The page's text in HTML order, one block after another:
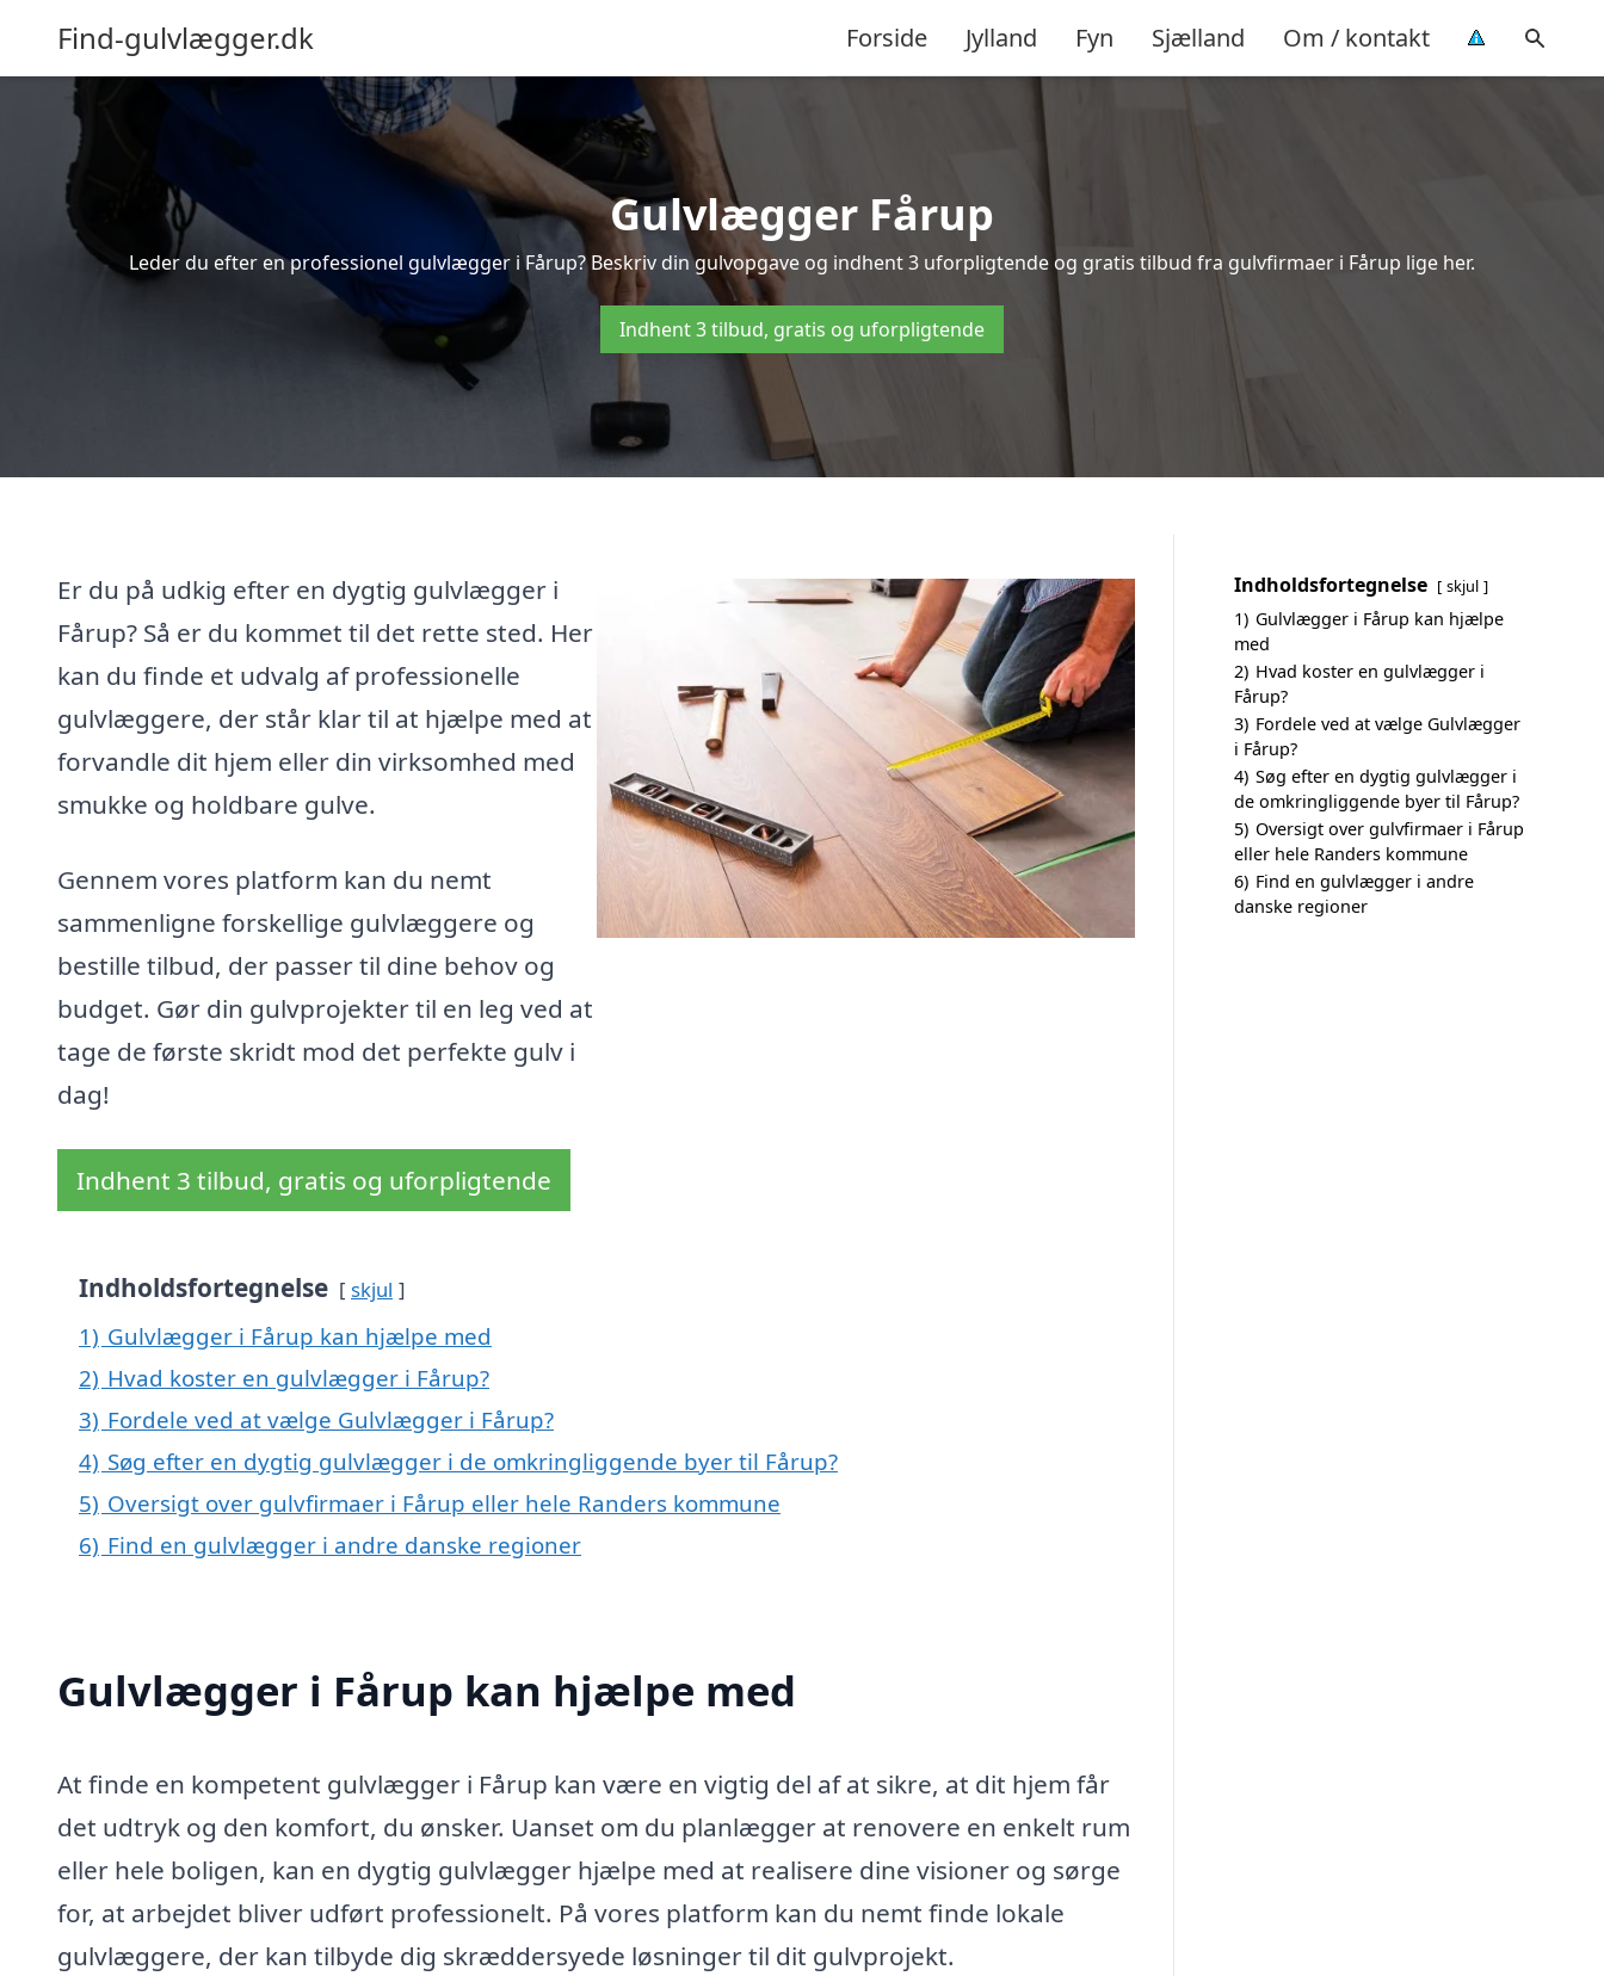
Find-gulvlægger.dk Forside Jylland Fyn Sjælland Om / kontakt
Gulvlægger Fårup
Leder du efter en professionel gulvlægger i Fårup? Beskriv din gulvopgave og indhent 3 uforpligtende og gratis tilbud fra gulvfirmaer i Fårup lige her.
Indhent 3 tilbud, gratis og uforpligtende
Er du på udkig efter en dygtig gulvlægger i
Fårup? Så er du kommet til det rette sted. Her
kan du finde et udvalg af professionelle
gulvlæggere, der står klar til at hjælpe med at
forvandle dit hjem eller din virksomhed med
smukke og holdbare gulve.
Gennem vores platform kan du nemt
sammenligne forskellige gulvlæggere og
bestille tilbud, der passer til dine behov og
budget. Gør din gulvprojekter til en leg ved at
tage de første skridt mod det perfekte gulv i
dag!
Indhent 3 tilbud, gratis og uforpligtende
Indholdsfortegnelse skjul
1) Gulvlægger i Fårup kan hjælpe med
2) Hvad koster en gulvlægger i Fårup?
3) Fordele ved at vælge Gulvlægger i Fårup?
4) Søg efter en dygtig gulvlægger i de omkringliggende byer til Fårup?
5) Oversigt over gulvfirmaer i Fårup eller hele Randers kommune
6) Find en gulvlægger i andre danske regioner
Gulvlægger i Fårup kan hjælpe med
At finde en kompetent gulvlægger i Fårup kan være en vigtig del af at sikre, at dit hjem får
det udtryk og den komfort, du ønsker. Uanset om du planlægger at renovere en enkelt rum
eller hele boligen, kan en dygtig gulvlægger hjælpe med at realisere dine visioner og sørge
for, at arbejdet bliver udført professionelt. På vores platform kan du nemt finde lokale
gulvlæggere, der kan tilbyde dig skræddersyede løsninger til dit gulvprojekt.
Indholdsfortegnelse skjul
1) Gulvlægger i Fårup kan hjælpe
med
2) Hvad koster en gulvlægger i
Fårup?
3) Fordele ved at vælge Gulvlægger
i Fårup?
4) Søg efter en dygtig gulvlægger i
de omkringliggende byer til Fårup?
5) Oversigt over gulvfirmaer i Fårup
eller hele Randers kommune
6) Find en gulvlægger i andre
danske regioner